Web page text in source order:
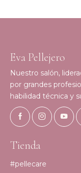
Eva Pellejero
Nuestro salón,
por grandes
habilidad técnica y
Tienda
#pellecare